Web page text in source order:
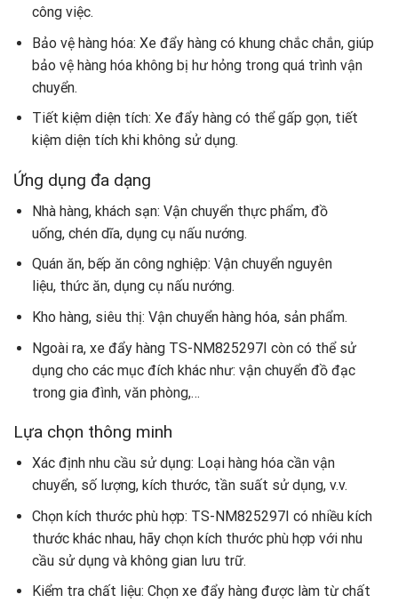
công việc.
Bảo vệ hàng hóa: Xe đẩy hàng có khung chắc chắn, giúp
bảo vệ hàng hóa không bị hư hỏng trong quá trình vận
chuyển.
Tiết kiệm diện tích: Xe đẩy hàng có thể gấp gọn, tiết
kiệm diện tích khi không sử dụng.
Ứng dụng đa dạng
Nhà hàng, khách sạn: Vận chuyển thực phẩm, đồ
uống, chén dĩa, dụng cụ nấu nướng.
Quán ăn, bếp ăn công nghiệp: Vận chuyển nguyên
liệu, thức ăn, dụng cụ nấu nướng.
Kho hàng, siêu thị: Vận chuyển hàng hóa, sản phẩm.
Ngoài ra, xe đẩy hàng TS-NM825297I còn có thể sử
dụng cho các mục đích khác như: vận chuyển đồ đạc
trong gia đình, văn phòng,…
Lựa chọn thông minh
Xác định nhu cầu sử dụng: Loại hàng hóa cần vận
chuyển, số lượng, kích thước, tần suất sử dụng, v.v.
Chọn kích thước phù hợp: TS-NM825297I có nhiều kích
thước khác nhau, hãy chọn kích thước phù hợp với nhu
cầu sử dụng và không gian lưu trữ.
Kiểm tra chất liệu: Chọn xe đẩy hàng được làm từ chất